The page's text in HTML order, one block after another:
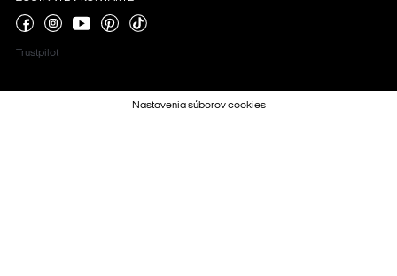
Trustpilot
Nastavenia súborov cookies